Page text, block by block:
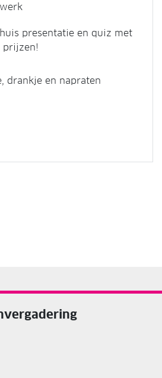
presentatie en quiz met
prijzen!
drankje en napraten